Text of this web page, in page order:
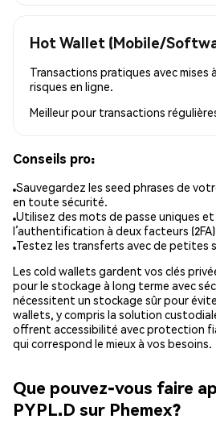
Hot Wallet (Mobile/
Transactions pratiques avec mises
risques en ligne.
Meilleur pour transactions
Conseils pro:
Sauvegardez les seed phrases de
en toute sécurité.
Utilisez des mots de passe uniques
l’authentification à deux facteurs
Testez les transferts avec de petites
Les cold wallets gardent vos clés
pour le stockage à long terme avec
nécessitent un stockage sûr pour
wallets, y compris la solution
offrent accessibilité avec protection
qui correspond le mieux à vos besoins.
Que pouvez-vous faire
PYPL.D sur Phemex?